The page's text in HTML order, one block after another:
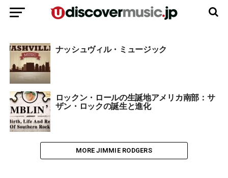
ナッシュヴィル・ミュージック
ロックン・ロールの生誕地アメリカ南部：サ
ザン・ロックの誕生と進化
MORE JIMMIE RODGERS